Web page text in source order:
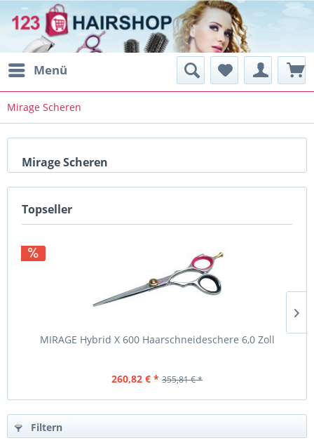
Menü
Mirage Scheren
Mirage Scheren
Topseller
MIRAGE Hybrid X 600 Haarschneideschere 6,0 Zoll
260,82 € * 355,81 € *
Filtern